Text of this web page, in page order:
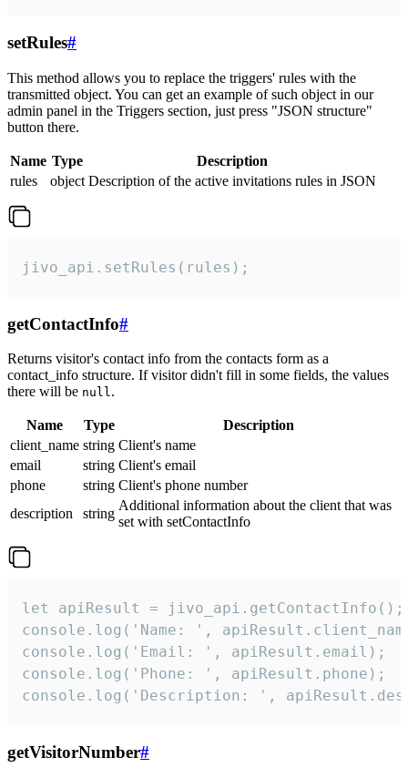
setRules#
This method allows you to replace the triggers' rules with the
transmitted object. You can get an example of such object in our
admin panel in the Triggers section, just press "JSON structure"
button there.
Name Type
Description
rules
object Description of the active invitations rules in JSON
jivo_api.setRules(rules);
getContactInfo#
Returns visitor's contact info from the contacts form as a
contact_info structure. If visitor didn't fill in some fields, the values
there will be null.
Name Type
Description
client_name string Client's name
email
string Client's email
phone
string Client's phone number
description
string
Additional information about the client that was
set with setContactInfo
let apiResult = jivo_api.getContactInfo();
console.log('Name: ',
console.log('Email: ', apiResult.email);
console.log('Phone: ', apiResult.phone);
console.log('Description: ',
getVisitorNumber#